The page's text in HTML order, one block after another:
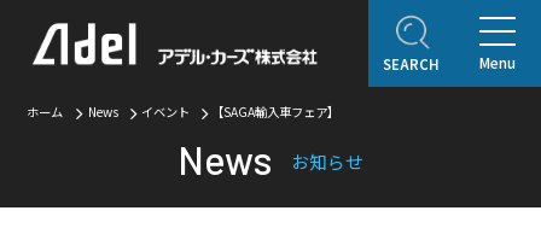
SEARCH
ホーム News イベント 【SAGA輸入車フェア】
News お知らせ
Menu
ホーム
企業情報
ご挨拶会社概要Adel Pressアクセス